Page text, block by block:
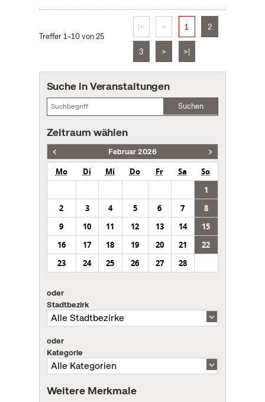
Treffer 1–10 von 25
|< < 1 2
3 > >|
Suche in Veranstaltungen
Suchen
Zeitraum wählen
Februar 2026
Mo Di Mi Do Fr Sa
So
1
2
3 4 5 6 7
8
9
10 11 12 13 14
15
16
17 18 19 20 21
22
23
24 25 26 27 28
oder
Stadtbezirk
oder
Kategorie
Weitere Merkmale